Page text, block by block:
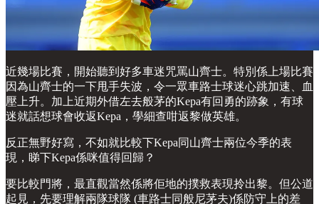
近幾場比賽，開始聽到好多車迷咒罵山齊士。特別係上場比賽
因為山齊士的一下甩手失波，令一眾車路士球迷心跳加速、血
壓上升。加上近期外借左去般茅的Kepa有回勇的跡象，有球
迷就話想球會收返Kepa，學細查咁返黎做英雄。
反正無野好寫，不如就比較下Kepa同山齊士兩位今季的表
現，睇下Kepa係咪值得回歸？
要比較門將，最直觀當然係將佢地的撲救表現拎出黎。但公道
起見，先要理解兩隊球隊 (車路士同般尼茅夫)係防守上的差